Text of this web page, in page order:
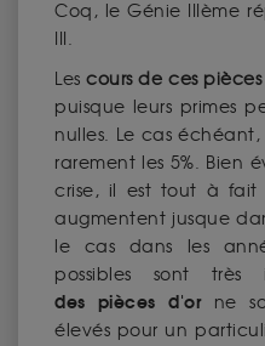
Coq, le Génie IIIème
III.
Lescours de ces
puisque leurs primes
nulles. Le cas
rarement les 5%. Bien
crise, il est tout à fait
augmentent jusque
le cas dans les
possibles sont très
des pièces d'orne
élevés pour un